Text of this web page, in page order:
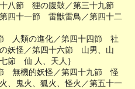
八節 狸の腹鼓／第三十九節
四十一節 雷獣雷鳥／第四十二
人類の進化／第四十四節 社
妖怪／第四十六節 山男、山
節 仙 人、天人｝
無機的妖怪／第四十九節 怪
、鬼火、狐火、怪火／第五十一